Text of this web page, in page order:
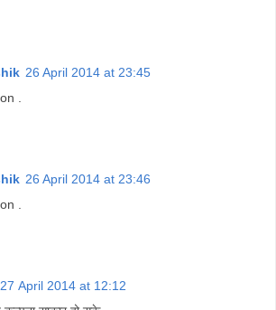
26 April 2014 at 23:45
.
26 April 2014 at 23:46
.
27 April 2014 at 12:12